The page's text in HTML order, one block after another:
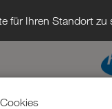
für Ihren Standort zu